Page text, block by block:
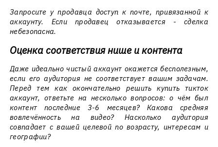
Запросите у продавца доступ к почте, привязанной к
аккаунту. Если продавец отказывается - сделка
небезопасна.
Оценка соответствия нише и контента
Даже идеально чистый аккаунт окажется бесполезным,
если его аудитория не соответствует вашим задачам.
Перед тем как окончательно решить купить тикток
аккаунт, ответьте на несколько вопросов: о чём был
контент последние 3-6 месяцев? Какова средняя
вовлечённость на видео? Насколько аудитория
совпадает с вашей целевой по возрасту, интересам и
географии?